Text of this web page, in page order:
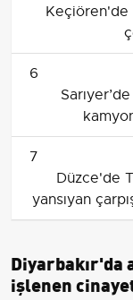
Keçiören'de
6
7
Düzce'de
yansıyan
Diyarbakır'da
işlenen